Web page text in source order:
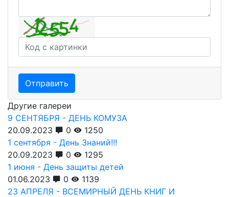
Отправить
Другие галереи
9 СЕНТЯБРЯ - ДЕНЬ КОМУЗА
20.09.2023
0
1250
1 сентября - День Знаний!!!
20.09.2023
0
1295
1 июня - День защиты детей
01.06.2023
0
1139
23 АПРЕЛЯ - ВСЕМИРНЫЙ ДЕНЬ КНИГ И